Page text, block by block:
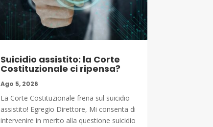
Suicidio assistito: la Corte
Costituzionale ci ripensa?
Ago 5, 2026
La Corte Costituzionale frena sul suicidio
assistito! Egregio Direttore, Mi consenta di
intervenire in merito alla questione suicidio